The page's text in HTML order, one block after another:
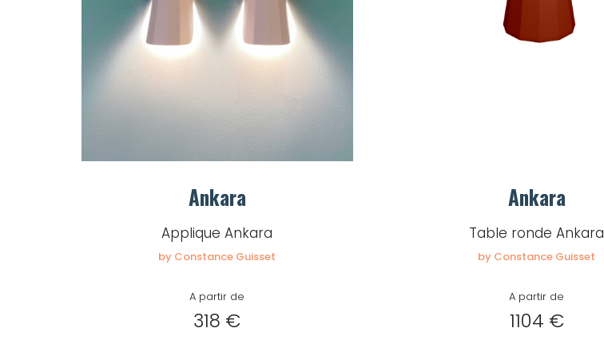
Ankara
Applique Ankara
by Constance Guisset
A partir de
318 €
Ankara
Table ronde Ankara
by Constance Guisset
A partir de
1104 €